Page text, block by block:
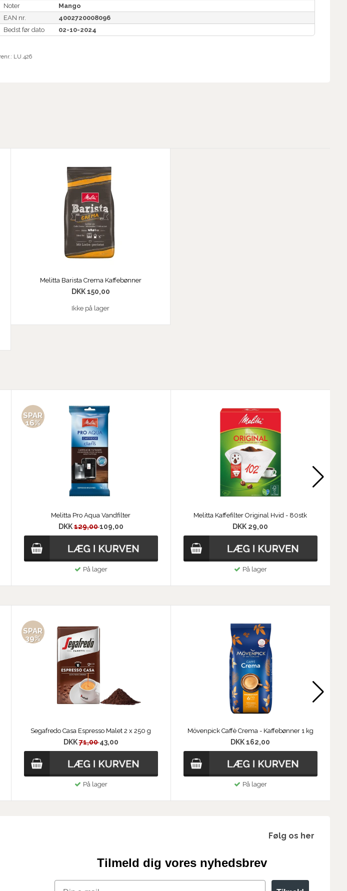
Noter
Mango
EAN nr.
4002720008096
Bedst før dato
02-10-2024
LU.426
Melitta Barista Crema Kaffebønner
DKK 150,00
Ikke på lager
SPAR
16%
Melitta Pro Aqua Vandfilter
DKK129,00109,00
På lager
Melitta Kaffefilter Original Hvid - 80stk
DKK 29,00
På lager
SPAR
39%
Segafredo Casa Espresso Malet 2 x 250 g
DKK71,0043,00
På lager
Mövenpick Caffè Crema - Kaffebønner 1 kg
DKK 162,00
På lager
Følg os her
Tilmeld dig vores nyhedsbrev
Email